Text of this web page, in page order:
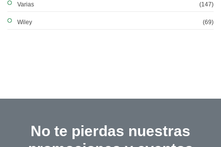
Varias (147)
Wiley (69)
No te pierdas nuestras